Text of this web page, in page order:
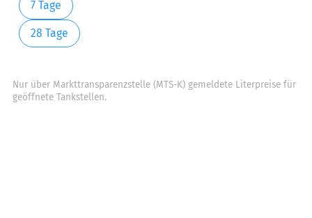
7 Tage
28 Tage
Nur über Markttransparenzstelle (MTS-K) gemeldete Literpreise für
geöffnete Tankstellen.